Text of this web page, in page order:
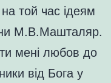
той час ідеям
М.В.Машталяр.
мені любов до
від Бога у